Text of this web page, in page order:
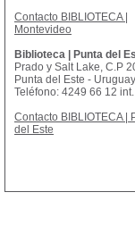
Contacto BIBLIOTECA |
Montevideo
Biblioteca | Punta del
Prado y Salt Lake, C.P
Punta del Este - Uruguay
Teléfono: 4249 66 12
Contacto BIBLIOTECA |
del Este